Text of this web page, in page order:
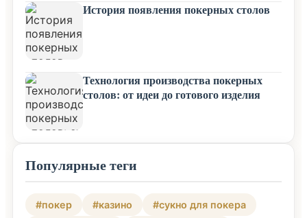
История появления покерных столов
Технология производства покерных
столов: от идеи до готового изделия
Популярные теги
#покер #казино
#сукно для покера